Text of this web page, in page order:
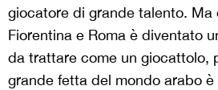
giocatore di grande talento. Ma
Fiorentina e Roma è diventato
da trattare come un giocattolo,
grande fetta del mondo arabo